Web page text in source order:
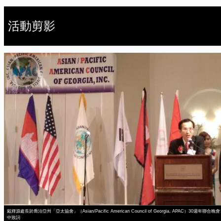
活動剪影
戴輝源處長於喬治亞州「亞太協會」（Asian/Pacific American Council of Georgia, APAC）30週年聯合晚會
中致詞